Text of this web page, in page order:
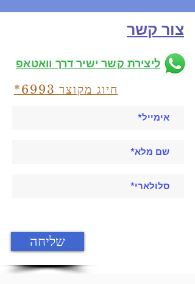
צור קשר
ליצירת קשר ישיר דרך וואטאפ
*6993 חיוג מקוצר
שליחה